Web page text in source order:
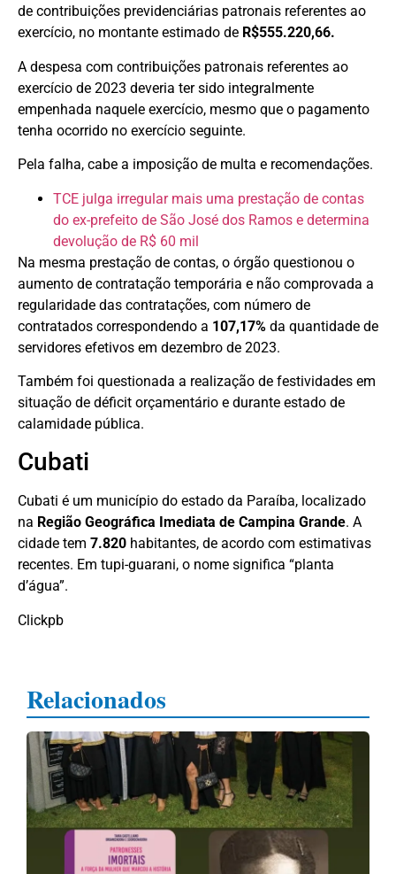
de contribuições previdenciárias patronais referentes ao
exercício, no montante estimado de R$555.220,66.
A despesa com contribuições patronais referentes ao
exercício de 2023 deveria ter sido integralmente
empenhada naquele exercício, mesmo que o pagamento
tenha ocorrido no exercício seguinte.
Pela falha, cabe a imposição de multa e recomendações.
TCE julga irregular mais uma prestação de contas
do ex-prefeito de São José dos Ramos e determina
devolução de R$ 60 mil
Na mesma prestação de contas, o órgão questionou o
aumento de contratação temporária e não comprovada a
regularidade das contratações, com número de
contratados correspondendo a 107,17% da quantidade de
servidores efetivos em dezembro de 2023.
Também foi questionada a realização de festividades em
situação de déficit orçamentário e durante estado de
calamidade pública.
Cubati
Cubati é um município do estado da Paraíba, localizado
na Região Geográfica Imediata de Campina Grande. A
cidade tem 7.820 habitantes, de acordo com estimativas
recentes. Em tupi-guarani, o nome significa “planta
d’água”.
Clickpb
Relacionados